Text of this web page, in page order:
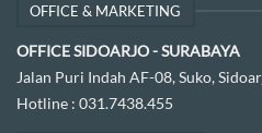
OFFICE & MARKETING
OFFICE SIDOARJO - SURABAYA
Jalan Puri Indah AF-08, Suko,
Hotline : 031.7438.455